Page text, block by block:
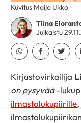
Tiina
Julkaistu
Jaa Whatsapp
Jaa Facebook
Jaa
Kuvitus Maija Ukko
Kirjastovirkailija
on pysyvää-
ilmastolukupiirille,